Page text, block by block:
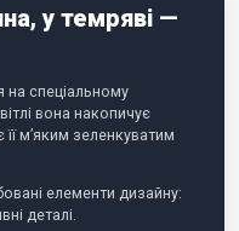
у темряві —
на спеціальному
вона накопичує
м’яким зеленкуватим
елементи дизайну:
деталі.